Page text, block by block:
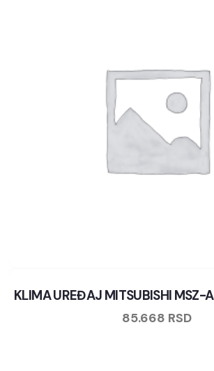
KLIMA UREĐAJ MITSUBISHI MSZ-
85.668 RSD